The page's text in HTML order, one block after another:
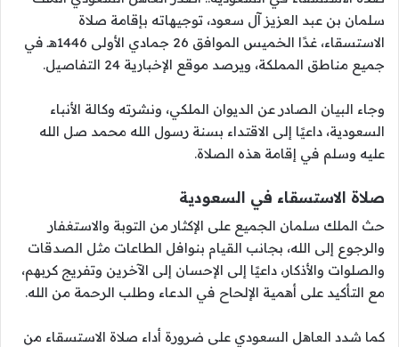
سلمان بن عبد العزيز آل سعود، توجيهاته بإقامة صلاة
الاستسقاء، غدًا الخميس الموافق 26 جمادي الأولى 1446هـ في
جميع مناطق المملكة، ويرصد موقع الإخبارية 24 التفاصيل.
وجاء البيان الصادر عن الديوان الملكي، ونشرته وكالة الأنباء
السعودية، داعيًا إلى الاقتداء بسنة رسول الله محمد صل الله
عليه وسلم في إقامة هذه الصلاة.
صلاة الاستسقاء في السعودية
حث الملك سلمان الجميع على الإكثار من التوبة والاستغفار
والرجوع إلى الله، بجانب القيام بنوافل الطاعات مثل الصدقات
والصلوات والأذكار، داعيًا إلى الإحسان إلى الآخرين وتفريج كربهم،
مع التأكيد على أهمية الإلحاح في الدعاء وطلب الرحمة من الله.
كما شدد العاهل السعودي على ضرورة أداء صلاة الاستسقاء من